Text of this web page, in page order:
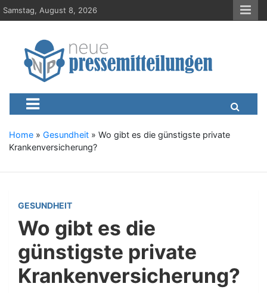
S
k
Samstag, August 8, 2026
Neue-
Presseportal, Nachrichten, News, Meldungen, Wirtschaft
Home » Gesundheit » Wo gibt es die günstigste private
Krankenversicherung?
GESUNDHEIT
Wo gibt es die
günstigste private
Krankenversicherung?